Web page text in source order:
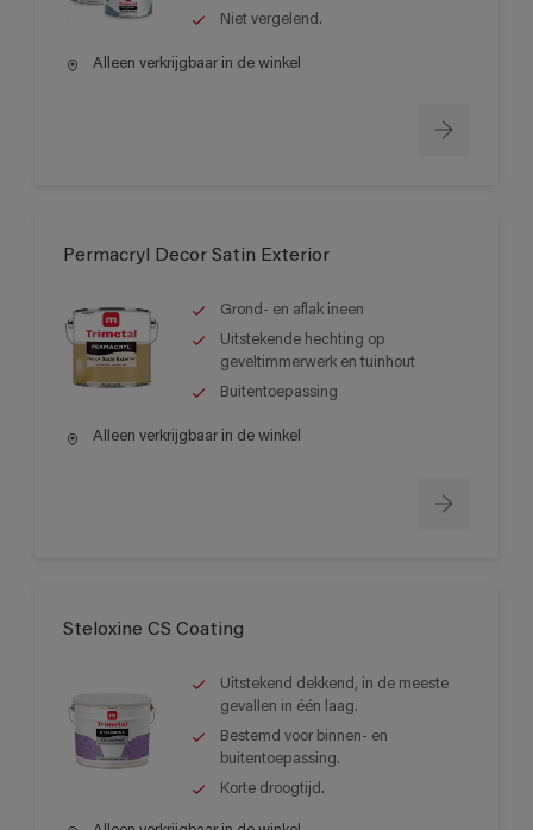
Niet vergelend.
Alleen verkrijgbaar in de winkel
Permacryl Decor Satin Exterior
Grond- en aflak ineen
Uitstekende hechting op
geveltimmerwerk en tuinhout
Buitentoepassing
Alleen verkrijgbaar in de winkel
Steloxine CS Coating
Uitstekend dekkend, in de meeste
gevallen in één laag.
Bestemd voor binnen- en
buitentoepassing.
Korte droogtijd.